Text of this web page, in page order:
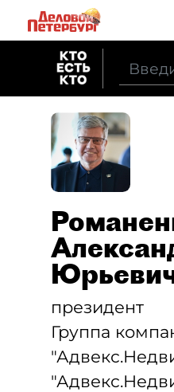
президент
Группа